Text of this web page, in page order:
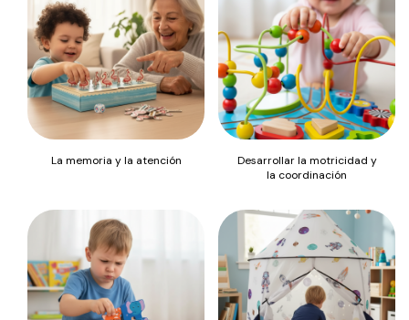
La memoria y la atención
Desarrollar la motricidad y
la coordinación